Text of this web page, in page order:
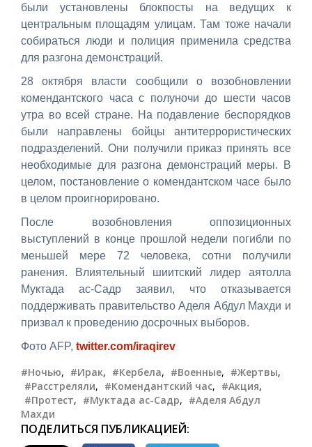
были установлены блокпосты на ведущих к
центральным площадям улицам. Там тоже начали
собираться люди и полиция применила средства
для разгона демонстраций.
28 октября власти сообщили о возобновлении
комендантского часа с полуночи до шести часов
утра во всей стране. На подавление беспорядков
были направлены бойцы антитеррористических
подразделений. Они получили приказ принять все
необходимые для разгона демонстраций меры. В
целом, постановление о комендантском часе было
в целом проигнорировано.
После возобновления оппозиционных
выступлений в конце прошлой недели погибли по
меньшей мере 72 человека, сотни получили
ранения. Влиятельный шиитский лидер аятолла
Муктада ас-Садр заявил, что отказывается
поддерживать правительство Аделя Абдул Махди и
призвал к проведению досрочных выборов.
Фото AFP, twitter.com/iraqirev
#Ночью, #Ирак, #Кербела, #Военные, #Жертвы,
#Расстреляли, #Комендантский час, #Акция,
#Протест, #Муктада ас-Садр, #Аделя Абдул
Махди
ПОДЕЛИТЬСЯ ПУБЛИКАЦИЕЙ: